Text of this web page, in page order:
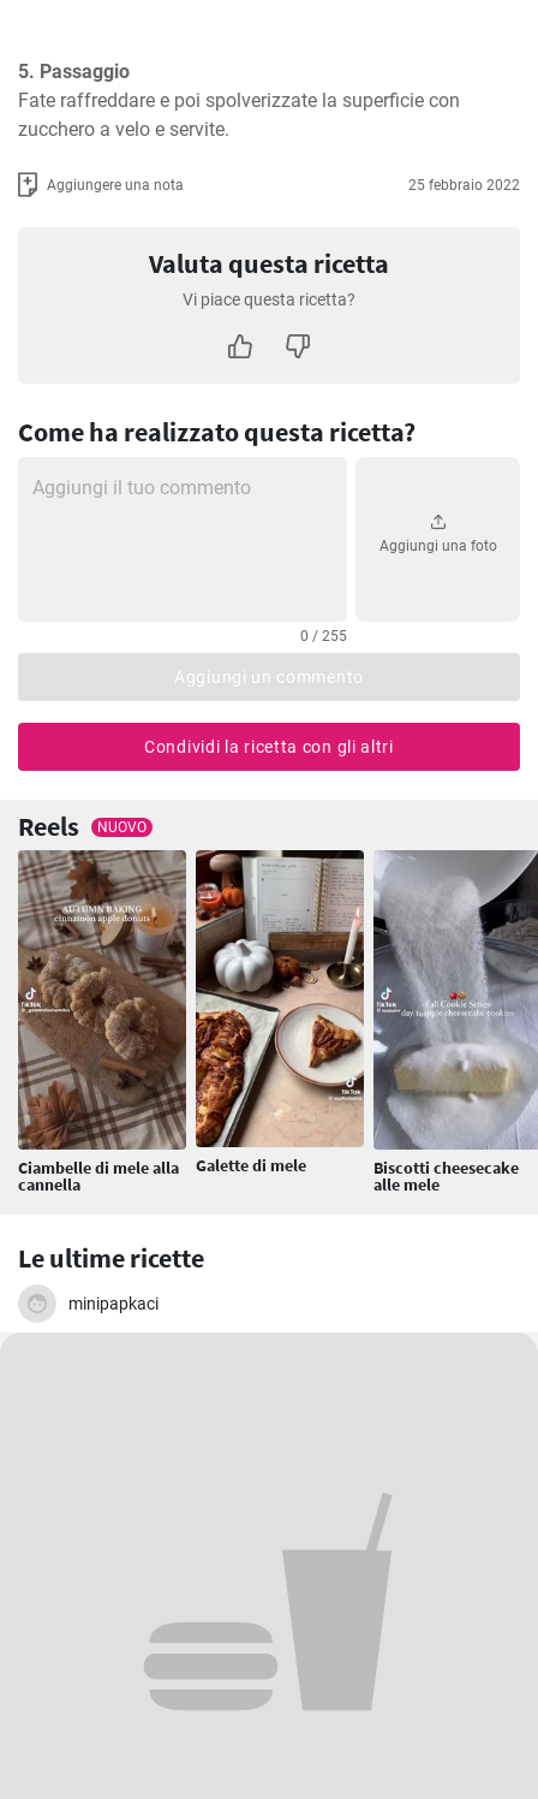
5. Passaggio
Fate raffreddare e poi spolverizzate la superficie con
zucchero a velo e servite.
Aggiungere una nota 25 febbraio 2022
Valuta questa ricetta
Vi piace questa ricetta?
Come ha realizzato questa ricetta?
0 / 255
Aggiungi una foto
Aggiungi un commento
Condividi la ricetta con gli altri
Reels NUOVO
Ciambelle di mele alla
cannella
Galette di mele Biscotti cheesecake
alle mele
Le ultime ricette
minipapkaci